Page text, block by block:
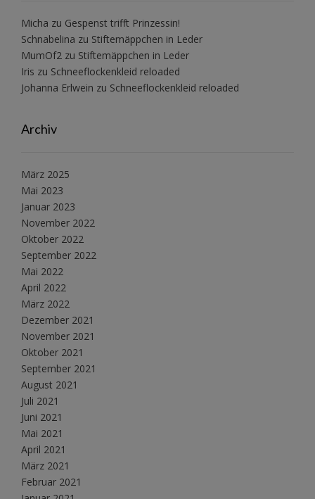
Micha zu Gespenst trifft Prinzessin!
Schnabelina zu Stiftemäppchen in Leder
MumOf2 zu Stiftemäppchen in Leder
Iris zu Schneeflockenkleid reloaded
Johanna Erlwein zu Schneeflockenkleid reloaded
Archiv
März 2025
Mai 2023
Januar 2023
November 2022
Oktober 2022
September 2022
Mai 2022
April 2022
März 2022
Dezember 2021
November 2021
Oktober 2021
September 2021
August 2021
Juli 2021
Juni 2021
Mai 2021
April 2021
März 2021
Februar 2021